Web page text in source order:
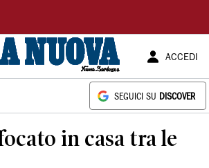
ACCEDI
SEGUICI SU DISCOVER
in casa tra le